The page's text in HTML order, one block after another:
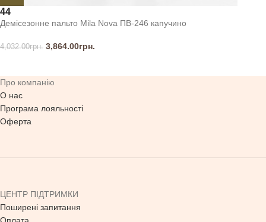
44
Демісезонне пальто Mila Nova ПВ-246 капучино
4,032.00грн. 3,864.00грн.
Про компанію
О нас
Програма лояльності
Оферта
ЦЕНТР ПІДТРИМКИ
Поширені запитання